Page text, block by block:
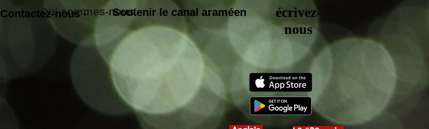
Qui sommes-nous -
Contactez-nous - Soutenir le canal araméen
écrivez-
nous